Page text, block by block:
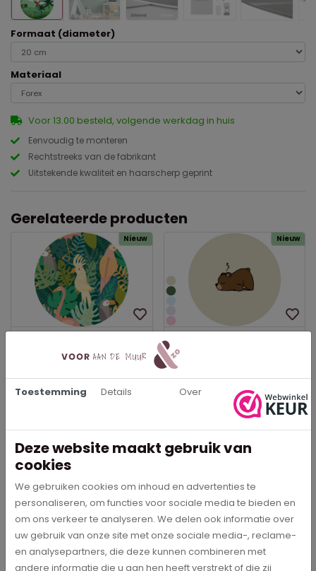
Eenvoudig te monteren
Rechtstreeks van de fabrikant
Uitstekende kwaliteit en haarscherp geprint
Formaat (diameter)
Materiaal
Voor 13.00 besteld, volgende werkdag in huis
Beschrijving
Is jouw kleine gek op de jungle? En in het specifiek de
papegaai? Dan is deze muurcirkel met papegaai perfect voor
Gerelateerde producten
Nieuw
Muurcirkel
€ 29,95
In meerdere opties leverbaar
Nieuw
€ 29,95
In meerdere opties leverbaar
Bestel direct
Toestemming Details Over
Deze website maakt gebruik van
cookies
We gebruiken cookies om inhoud en advertenties te
personaliseren, om functies voor sociale media te bieden en
om ons verkeer te analyseren. We delen ook informatie over
uw gebruik van onze site met onze sociale media-, reclame-
en analysepartners, die deze kunnen combineren met
andere informatie die u aan hen heeft verstrekt of die zij